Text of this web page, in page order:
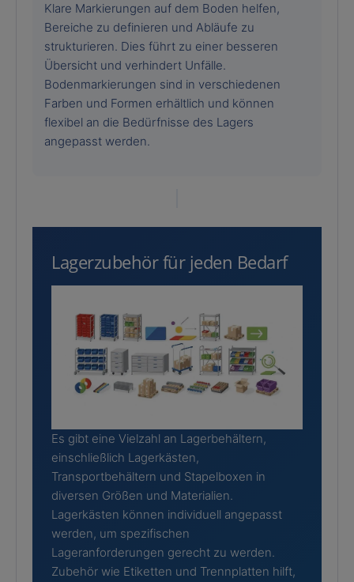
Klare Markierungen auf dem Boden helfen,
Bereiche zu definieren und Abläufe zu
strukturieren. Dies führt zu einer besseren
Übersicht und verhindert Unfälle.
Bodenmarkierungen sind in verschiedenen
Farben und Formen erhältlich und können
flexibel an die Bedürfnisse des Lagers
angepasst werden.
Lagerzubehör für jeden Bedarf
Es gibt eine Vielzahl an Lagerbehältern,
einschließlich Lagerkästen,
Transportbehältern und Stapelboxen in
diversen Größen und Materialien.
Lagerkästen können individuell angepasst
werden, um spezifischen
Lageranforderungen gerecht zu werden.
Zubehör wie Etiketten und Trennplatten hilft,